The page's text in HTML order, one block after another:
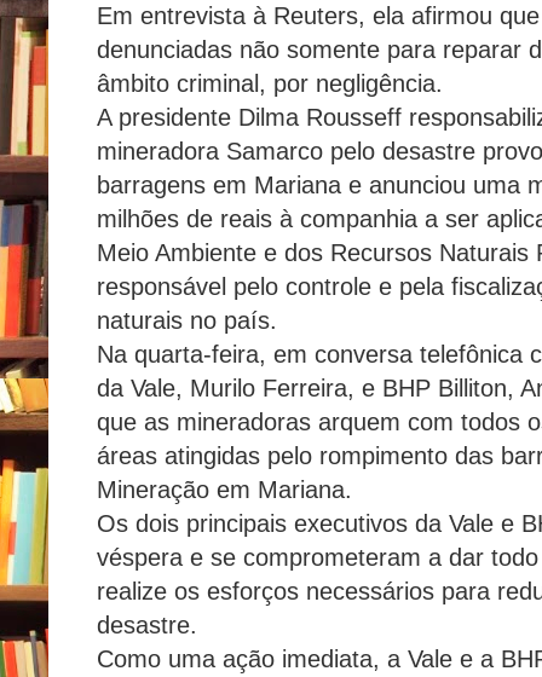
Em entrevista à Reuters, ela afirmou
denunciadas não somente para reparar
âmbito criminal, por negligência.
A presidente Dilma Rousseff
mineradora Samarco pelo desastre
barragens em Mariana e anunciou uma
milhões de reais à companhia a ser
Meio Ambiente e dos Recursos Naturais
responsável pelo controle e pela
naturais no país.
Na quarta-feira, em conversa telefônica
da Vale, Murilo Ferreira, e BHP Billiton,
que as mineradoras arquem com todos
áreas atingidas pelo rompimento das
Mineração em Mariana.
Os dois principais executivos da Vale e
véspera e se comprometeram a dar
realize os esforços necessários para
desastre.
Como uma ação imediata, a Vale e a